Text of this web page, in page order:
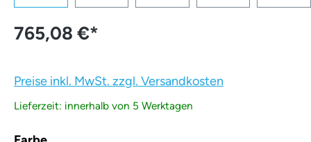
765,08 €*
Preise inkl. MwSt. zzgl. Versandkosten
Lieferzeit: innerhalb von 5 Werktagen